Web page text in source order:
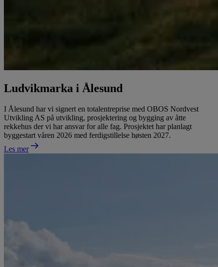
Ludvikmarka i Ålesund
I Ålesund har vi signert en totalentreprise med OBOS Nordvest
Utvikling AS på utvikling, prosjektering og bygging av åtte
rekkehus der vi har ansvar for alle fag. Prosjektet har planlagt
byggestart våren 2026 med ferdigstillelse høsten 2027.
Les mer